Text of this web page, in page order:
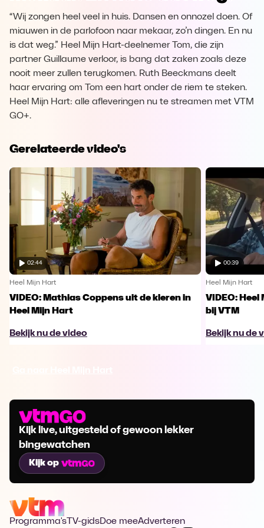
“Wij zongen heel veel in huis. Dansen en onnozel doen. Of
miauwen in de parlofoon naar mekaar, zo’n dingen. En nu
is dat weg.” Heel Mijn Hart-deelnemer Tom, die zijn
partner Guillaume verloor, is bang dat zaken zoals deze
nooit meer zullen terugkomen. Ruth Beeckmans deelt
haar ervaring om Tom een hart onder de riem te steken.
Heel Mijn Hart: alle afleveringen nu te streamen met VTM
GO+.
Gerelateerde video's
02:44
Heel Mijn Hart
VIDEO: Mathias Coppens uit de kleren in
Heel Mijn Hart
Bekijk nu de video
00:39
Heel Mijn Hart
VIDEO:
bij VTM
Bekijk nu de
Kijk live, uitgesteld of gewoon lekker
bingewatchen
Kijk op
Programma's TV-gidsDoe meeAdverteren